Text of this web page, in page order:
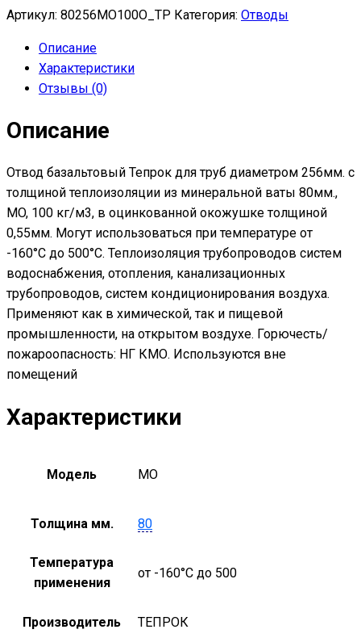
T80
100
оцинкованной
толщиной
Артикул: 80256MO100O_TP Категория: Отводы
Описание
Характеристики
Отзывы (0)
Описание
Отвод базальтовый Тепрок для труб диаметром 256мм. с
толщиной теплоизоляции из минеральной ваты 80мм.,
MO, 100 кг/м3, в оцинкованной окожушке толщиной
0,55мм. Могут использоваться при температуре от
-160°С до 500°С. Теплоизоляция трубопроводов систем
водоснабжения, отопления, канализационных
трубопроводов, систем кондиционирования воздуха.
Применяют как в химической, так и пищевой
промышленности, на открытом воздухе. Горючесть/
пожароопасность: НГ КМО. Используются вне
помещений
Характеристики
Модель MO
Толщина мм. 80
Температура
применения
от -160°С до 500
Производитель ТЕПРОК